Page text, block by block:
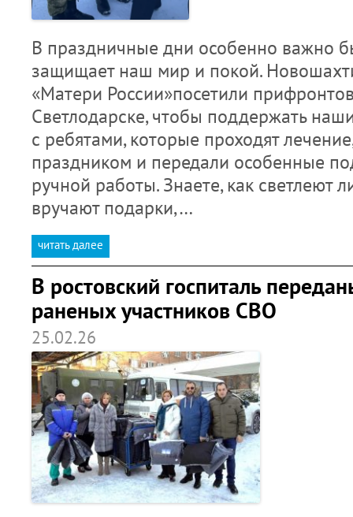
В праздничные дни особенно важно
защищает наш мир и покой.
«Матери России»посетили
Светлодарске, чтобы поддержать
с ребятами, которые проходят
праздником и передали особенные
ручной работы. Знаете, как светлеют
вручают подарки,…
читать далее
В ростовский госпиталь
раненых участников СВО
25.02.26